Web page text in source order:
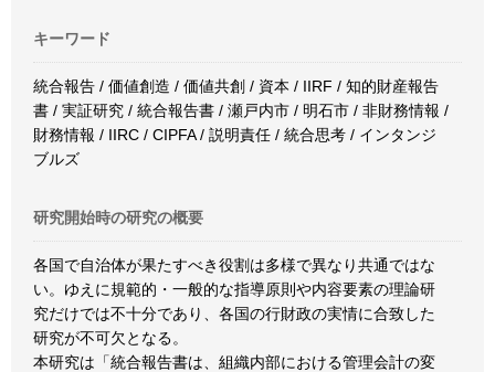
キーワード
統合報告 / 価値創造 / 価値共創 / 資本 / IIRF / 知的財産報告
書 / 実証研究 / 統合報告書 / 瀬戸内市 / 明石市 / 非財務情報 /
財務情報 / IIRC / CIPFA / 説明責任 / 統合思考 / インタンジ
ブルズ
研究開始時の研究の概要
各国で自治体が果たすべき役割は多様で異なり共通ではな
い。ゆえに規範的・一般的な指導原則や内容要素の理論研
究だけでは不十分であり、各国の行財政の実情に合致した
研究が不可欠となる。
本研究は「統合報告書は、組織内部における管理会計の変